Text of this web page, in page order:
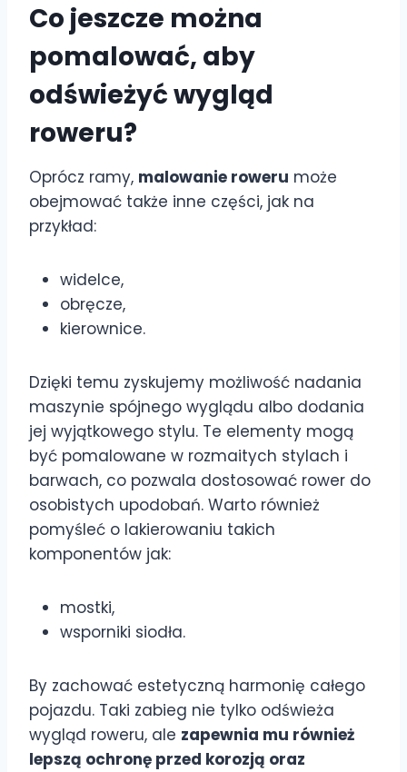
Co jeszcze można
pomalować, aby
odświeżyć wygląd
roweru?
Oprócz ramy, malowanie roweru może
obejmować także inne części, jak na
przykład:
widelce,
obręcze,
kierownice.
Dzięki temu zyskujemy możliwość nadania
maszynie spójnego wyglądu albo dodania
jej wyjątkowego stylu. Te elementy mogą
być pomalowane w rozmaitych stylach i
barwach, co pozwala dostosować rower do
osobistych upodobań. Warto również
pomyśleć o lakierowaniu takich
komponentów jak:
mostki,
wsporniki siodła.
By zachować estetyczną harmonię całego
pojazdu. Taki zabieg nie tylko odświeża
wygląd roweru, ale zapewnia mu również
lepszą ochronę przed korozją oraz